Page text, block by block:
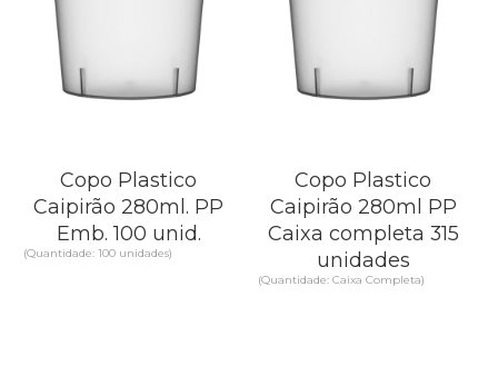
Copo Plastico
Caipirão 280ml. PP
Emb. 100 unid.
(Quantidade: 100 unidades)
Copo Plastico
Caipirão 280ml PP
Caixa completa 315
unidades
(Quantidade: Caixa Completa)